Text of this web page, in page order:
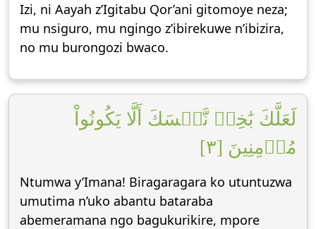
Izi, ni Aayah z’Igitabu Qor’ani gitomoye neza;
mu nsiguro, mu ngingo z’ibirekuwe n’ibizira,
no mu burongozi bwaco.
لَعَلَّكَ بَٰخِعٞ نَّفۡسَكَ أَلَّا يَكُونُواْ
مُؤۡمِنِينَ [٣]
Ntumwa y’Imana! Biragaragara ko utuntuzwa
umutima n’uko abantu bataraba
abemeramana ngo bagukurikire, mpore